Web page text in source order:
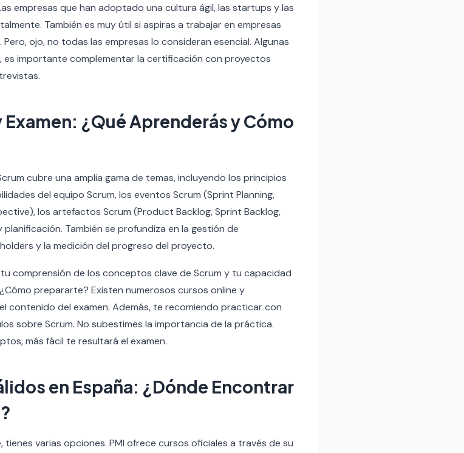
empresas que han adoptado una cultura ágil, las startups y las
También es muy útil si aspiras a trabajar en empresas
ojo, no todas las empresas lo consideran esencial. Algunas
es importante complementar la certificación con proyectos
¿Qué Aprenderás y Cómo
cubre una amplia gama de temas, incluyendo los principios
del equipo Scrum, los eventos Scrum (Sprint Planning,
los artefactos Scrum (Product Backlog, Sprint Backlog,
También se profundiza en la gestión de
y la medición del progreso del proyecto.
comprensión de los conceptos clave de Scrum y tu capacidad
prepararte? Existen numerosos cursos online y
contenido del examen. Además, te recomiendo practicar con
sobre Scrum. No subestimes la importancia de la práctica.
más fácil te resultará el examen.
en España: ¿Dónde Encontrar
tienes varias opciones. PMI ofrece cursos oficiales a través de su